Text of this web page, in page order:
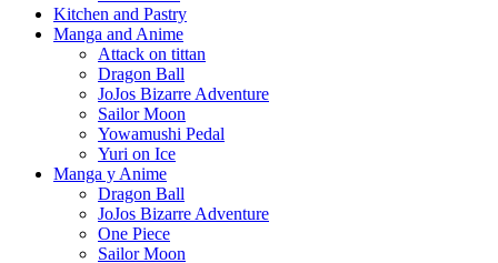
Kitchen and Pastry
Manga and Anime
Attack on tittan
Dragon Ball
JoJos Bizarre Adventure
Sailor Moon
Yowamushi Pedal
Yuri on Ice
Manga y Anime
Dragon Ball
JoJos Bizarre Adventure
One Piece
Sailor Moon